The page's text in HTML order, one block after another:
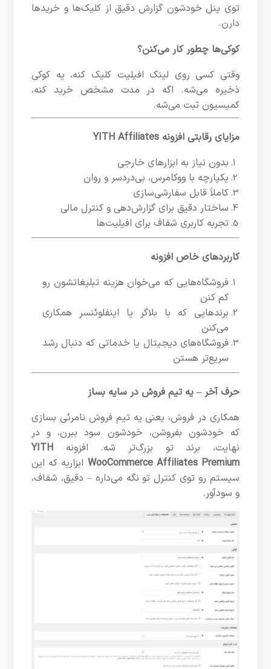
توی پنل خودشون گزارش دقیق از کلیک‌ها و خریدها
دارن.
کوکی‌ها چطور کار می‌کنن؟
وقتی کسی روی لینک افیلیت کلیک کنه، یه کوکی
ذخیره می‌شه. اگه در مدت مشخص خرید کنه،
کمیسیون ثبت می‌شه.
مزایای رقابتی افزونه YITH Affiliates
بدون نیاز به ابزارهای خارجی
یکپارچه با ووکامرس، بی‌دردسر و روان
کاملاً قابل سفارشی‌سازی
ساختار دقیق برای گزارش‌دهی و کنترل مالی
تجربه‌ کاربری شفاف برای افیلیت‌ها
کاربردهای خاص افزونه
فروشگاه‌هایی که می‌خوان هزینه تبلیغاتشون رو
کم کنن
برندهایی که با بلاگر یا اینفلوئنسر همکاری
می‌کنن
فروشگاه‌های دیجیتال یا خدماتی که دنبال رشد
سریع‌تر هستن
حرف آخر – یه تیم فروش در سایه بساز
همکاری در فروش، یعنی یه تیم فروش نامرئی بسازی
که خودشون بفروشن، خودشون سود ببرن، و در
نهایت، برند تو بزرگ‌تر شه. افزونه YITH
WooCommerce Affiliates Premium ابزاریه که این
سیستم رو توی کنترل تو نگه می‌داره – دقیق، شفاف،
و سودآور.